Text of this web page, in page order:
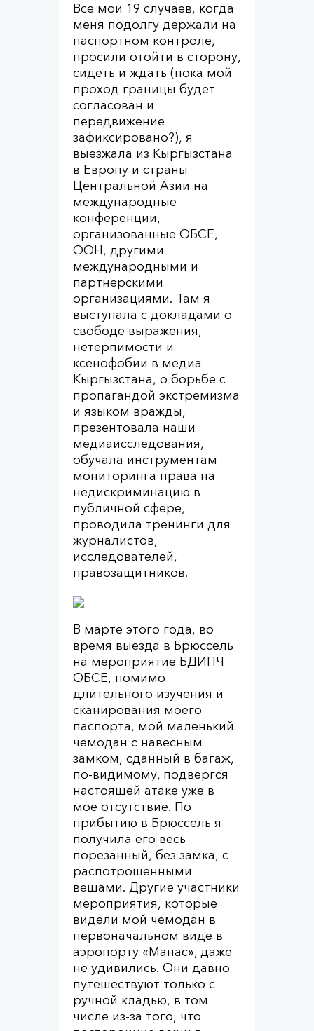
Все мои 19 случаев, когда
меня подолгу держали на
паспортном контроле,
просили отойти в сторону,
сидеть и ждать (пока мой
проход границы будет
согласован и
передвижение
зафиксировано?), я
выезжала из Кыргызстана
в Европу и страны
Центральной Азии на
международные
конференции,
организованные ОБСЕ,
ООН, другими
международными и
партнерскими
организациями. Там я
выступала с докладами о
свободе выражения,
нетерпимости и
ксенофобии в медиа
Кыргызстана, о борьбе с
пропагандой экстремизма
и языком вражды,
презентовала наши
медиаисследования,
обучала инструментам
мониторинга права на
недискриминацию в
публичной сфере,
проводила тренинги для
журналистов,
исследователей,
правозащитников.
В марте этого года, во
время выезда в Брюссель
на мероприятие БДИПЧ
ОБСЕ, помимо
длительного изучения и
сканирования моего
паспорта, мой маленький
чемодан с навесным
замком, сданный в багаж,
по-видимому, подвергся
настоящей атаке уже в
мое отсутствие. По
прибытию в Брюссель я
получила его весь
порезанный, без замка, с
распотрошенными
вещами. Другие участники
мероприятия, которые
видели мой чемодан в
первоначальном виде в
аэропорту «Манас», даже
не удивились. Они давно
путешествуют только с
ручной кладью, в том
числе из-за того, что